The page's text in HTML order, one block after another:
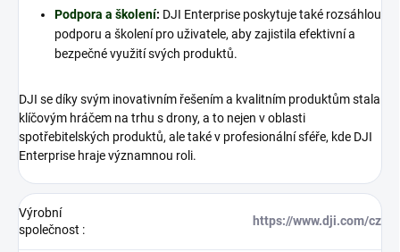
Podpora a školení: DJI Enterprise poskytuje také rozsáhlou
podporu a školení pro uživatele, aby zajistila efektivní a
bezpečné využití svých produktů.
DJI se díky svým inovativním řešením a kvalitním produktům stala
klíčovým hráčem na trhu s drony, a to nejen v oblasti
spotřebitelských produktů, ale také v profesionální sféře, kde DJI
Enterprise hraje významnou roli.
Výrobní
společnost :
https://www.dji.com/cz